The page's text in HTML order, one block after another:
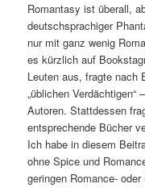
Romantasy ist überall,
deutschsprachiger
nur mit ganz wenig
es kürzlich auf
Leuten aus, fragte nach
„üblichen
Autoren. Stattdessen
entsprechende Bücher
Ich habe in diesem
ohne Spice und
geringen Romance-